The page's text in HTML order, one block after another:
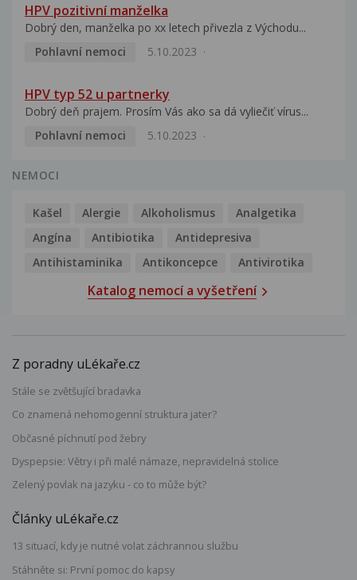
HPV pozitivní manželka
Dobrý den, manželka po xx letech přivezla z Východu...
Pohlavní nemoci
5.10.2023
HPV typ 52 u partnerky
Dobrý deň prajem. Prosím Vás ako sa dá vyliečiť vírus...
Pohlavní nemoci
5.10.2023
NEMOCI
Kašel Alergie Alkoholismus
Analgetika
Angína
Antibiotika
Antidepresiva
Antihistaminika
Antikoncepce Antivirotika
Katalog nemocí a vyšetření
Z poradny uLékaře.cz
Stále se zvětšující bradavka
Co znamená nehomogenní struktura jater?
Občasné píchnutí pod žebry
Dyspepsie: Větry i při malé námaze, nepravidelná stolice
Zelený povlak na jazyku - co to může být?
Články uLékaře.cz
13 situací, kdy je nutné volat záchrannou službu
Stáhněte si: První pomoc do kapsy